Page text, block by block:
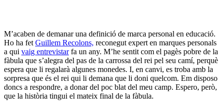
M’acaben de demanar una definició de marca personal en educació.
Ho ha fetGuillem Recolons, reconegut expert en marques personals
a qui vaig entrevistarfa un any. M’he sentit com el pagès pobre de la
fàbula que s’alegra del pas de la carrossa del rei pel seu camí, perquè
espera que li regalarà algunes monedes. I, en canvi, es troba amb la
sorpresa que és el rei qui li demana que li doni quelcom. Em disposo
doncs a respondre, a donar del poc blat del meu camp. Espero, però,
que la història tingui el mateix final de la fàbula.